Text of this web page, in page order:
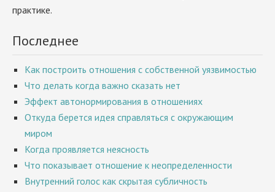
практике.
Последнее
Как построить отношения с собственной уязвимостью
Что делать когда важно сказать нет
Эффект автонормирования в отношениях
Откуда берется идея справляться с окружающим
миром
Когда проявляется неясность
Что показывает отношение к неопределенности
Внутренний голос как скрытая субличность